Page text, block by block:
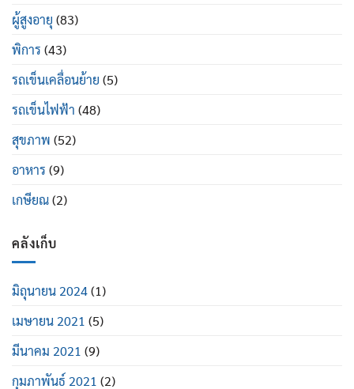
ผู้สูงอายุ (83)
พิการ (43)
รถเข็นเคลื่อนย้าย (5)
รถเข็นไฟฟ้า (48)
สุขภาพ (52)
อาหาร (9)
เกษียณ(2)
คลังเก็บ
มิถุนายน 2024(1)
เมษายน 2021 (5)
มีนาคม 2021 (9)
กุมภาพันธ์ 2021 (2)